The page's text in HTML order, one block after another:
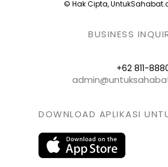
© Hak Cipta,
BUSINESS
+62 811-
DOWNLOAD APLIKASI